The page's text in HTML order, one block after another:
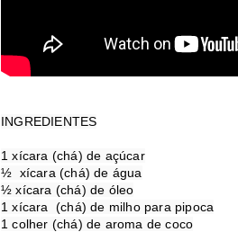
INGREDIENTES
1 xícara (chá) de açúcar
½  xícara (chá) de água
½ xícara (chá) de óleo
1 xícara  (chá) de milho para pipoca
1 colher (chá) de aroma de coco